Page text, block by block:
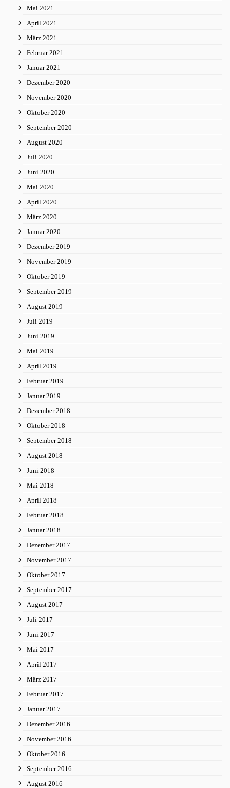
Mai 2021
April 2021
März 2021
Februar 2021
Januar 2021
Dezember 2020
November 2020
Oktober 2020
September 2020
August 2020
Juli 2020
Juni 2020
Mai 2020
April 2020
März 2020
Januar 2020
Dezember 2019
November 2019
Oktober 2019
September 2019
August 2019
Juli 2019
Juni 2019
Mai 2019
April 2019
Februar 2019
Januar 2019
Dezember 2018
Oktober 2018
September 2018
August 2018
Juni 2018
Mai 2018
April 2018
Februar 2018
Januar 2018
Dezember 2017
November 2017
Oktober 2017
September 2017
August 2017
Juli 2017
Juni 2017
Mai 2017
April 2017
März 2017
Februar 2017
Januar 2017
Dezember 2016
November 2016
Oktober 2016
September 2016
August 2016